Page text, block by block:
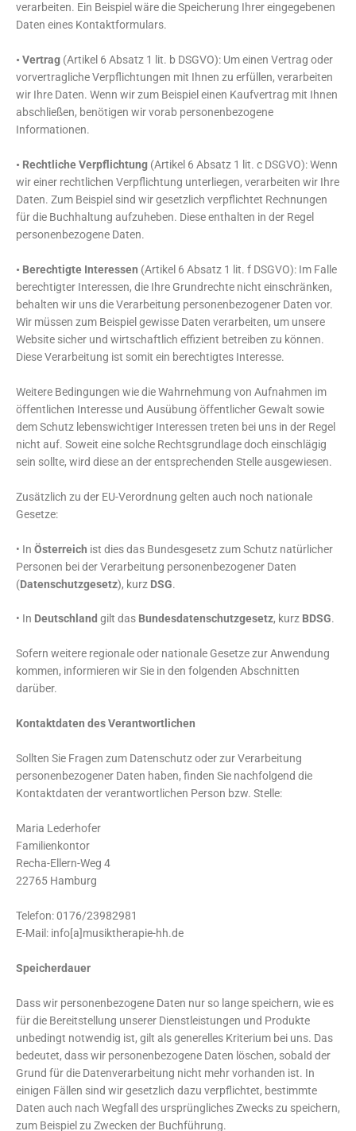
verarbeiten. Ein Beispiel wäre die Speicherung Ihrer eingegebenen
Daten eines Kontaktformulars.
• Vertrag (Artikel 6 Absatz 1 lit. b DSGVO): Um einen Vertrag oder
vorvertragliche Verpflichtungen mit Ihnen zu erfüllen, verarbeiten
wir Ihre Daten. Wenn wir zum Beispiel einen Kaufvertrag mit Ihnen
abschließen, benötigen wir vorab personenbezogene
Informationen.
• Rechtliche Verpflichtung (Artikel 6 Absatz 1 lit. c DSGVO): Wenn
wir einer rechtlichen Verpflichtung unterliegen, verarbeiten wir Ihre
Daten. Zum Beispiel sind wir gesetzlich verpflichtet Rechnungen
für die Buchhaltung aufzuheben. Diese enthalten in der Regel
personenbezogene Daten.
• Berechtigte Interessen (Artikel 6 Absatz 1 lit. f DSGVO): Im Falle
berechtigter Interessen, die Ihre Grundrechte nicht einschränken,
behalten wir uns die Verarbeitung personenbezogener Daten vor.
Wir müssen zum Beispiel gewisse Daten verarbeiten, um unsere
Website sicher und wirtschaftlich effizient betreiben zu können.
Diese Verarbeitung ist somit ein berechtigtes Interesse.
Weitere Bedingungen wie die Wahrnehmung von Aufnahmen im
öffentlichen Interesse und Ausübung öffentlicher Gewalt sowie
dem Schutz lebenswichtiger Interessen treten bei uns in der Regel
nicht auf. Soweit eine solche Rechtsgrundlage doch einschlägig
sein sollte, wird diese an der entsprechenden Stelle ausgewiesen.
Zusätzlich zu der EU-Verordnung gelten auch noch nationale
Gesetze:
• In Österreich ist dies das Bundesgesetz zum Schutz natürlicher
Personen bei der Verarbeitung personenbezogener Daten
(Datenschutzgesetz), kurz DSG.
• In Deutschland gilt das Bundesdatenschutzgesetz, kurz BDSG.
Sofern weitere regionale oder nationale Gesetze zur Anwendung
kommen, informieren wir Sie in den folgenden Abschnitten
darüber.
Kontaktdaten des Verantwortlichen
Sollten Sie Fragen zum Datenschutz oder zur Verarbeitung
personenbezogener Daten haben, finden Sie nachfolgend die
Kontaktdaten der verantwortlichen Person bzw. Stelle:
Maria Lederhofer
Familienkontor
Recha-Ellern-Weg 4
22765 Hamburg
Telefon: 0176/23982981
E-Mail: info[a]musiktherapie-hh.de
Speicherdauer
Dass wir personenbezogene Daten nur so lange speichern, wie es
für die Bereitstellung unserer Dienstleistungen und Produkte
unbedingt notwendig ist, gilt als generelles Kriterium bei uns. Das
bedeutet, dass wir personenbezogene Daten löschen, sobald der
Grund für die Datenverarbeitung nicht mehr vorhanden ist. In
einigen Fällen sind wir gesetzlich dazu verpflichtet, bestimmte
Daten auch nach Wegfall des ursprüngliches Zwecks zu speichern,
zum Beispiel zu Zwecken der Buchführung.